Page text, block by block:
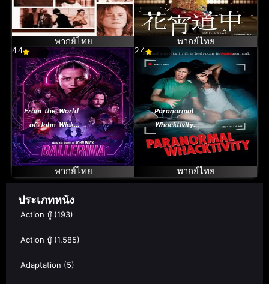
เดนเหนือเดน
พากย์ไทย
Skin (2014)
เกอิชาซากุระ
พากย์ไทย
4.4
From the World
of John Wick
Ballerina
จักรวาลของ
จอห์น วิค บัลเลริ
นา แค้นกว่านรก
พากย์ไทย
2.4
Paranormal
Whacktivity
(2013) ยำหนังผี
เรียลลิตี้หลุดโลก
พากย์ไทย
ประเภทหนัง
Action บู๊(193)
Action บู๊(1,585)
Adaptation (5)